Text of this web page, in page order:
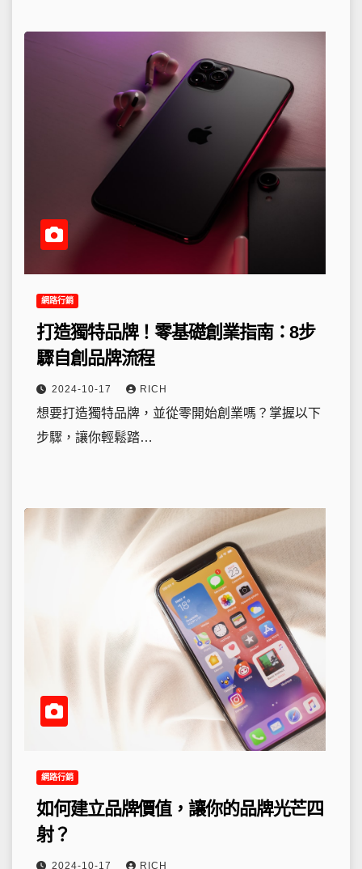
網路行銷
打造獨特品牌！零基礎創業指南：8步
驟自創品牌流程
2024-10-17 RICH
想要打造獨特品牌，並從零開始創業嗎？掌握以下
步驟，讓你輕鬆踏…
網路行銷
如何建立品牌價值，讓你的品牌光芒四
射？
2024-10-17 RICH